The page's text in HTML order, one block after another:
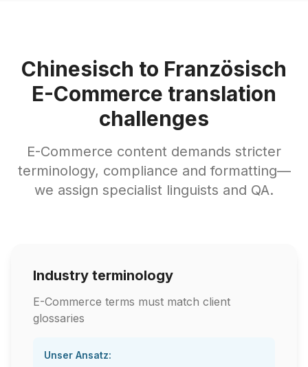
Chinesisch to Französisch
E-Commerce translation
challenges
E-Commerce content demands stricter
terminology, compliance and formatting—
we assign specialist linguists and QA.
Industry terminology
E-Commerce terms must match client
glossaries
Unser Ansatz: